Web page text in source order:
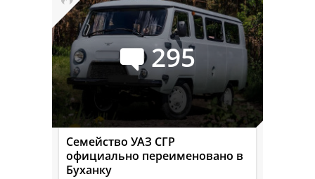
295
Семейство УАЗ СГР
официально переименовано в
Буханку